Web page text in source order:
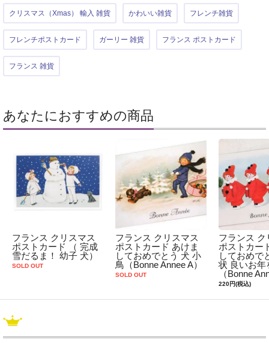
クリスマス（Xmas） 輸入 雑貨 かわいい雑貨 フレンチ雑貨
フレンチポストカード ガーリー 雑貨 フランス ポストカード
フランス 雑貨
あなたにおすすめの商品
フランス クリスマス
ポストカード （ 完成
雪だるま！ 幼子 犬）
SOLD OUT
フランス クリスマス
ポストカード あけま
しておめでとう 犬 小
鳥（Bonne Annee A）
SOLD OUT
フランス ク
ポストカー
しておめで
状 良いお年
（Bonne
220円(税込)